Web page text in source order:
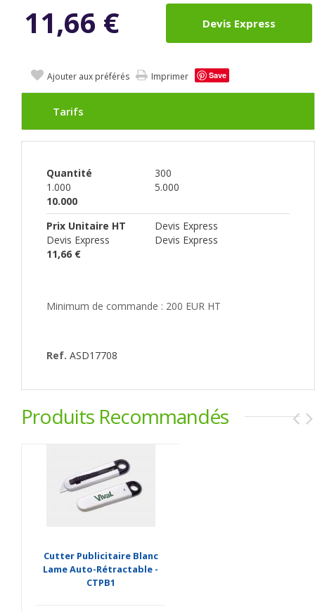
11,66 € Devis Express
Ajouter aux préférés Imprimer Save
Tarifs
Quantité
300
1.000
5.000
10.000
Prix Unitaire HT
Devis Express
Devis Express
Devis Express
11,66 €
Minimum de commande : 200 EUR HT
Ref. ASD17708
Produits Recommandés
Cutter Publicitaire Blanc
Lame Auto-Rétractable -
CTPB1